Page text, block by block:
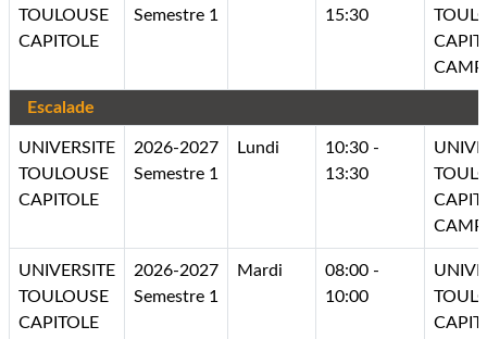
TOULOUSE
CAPITOLE
Semestre 1
15:30
Escalade
UNIVERSITE
TOULOUSE
CAPITOLE
2026-2027
Semestre 1
Lundi
10:30 -
13:30
UNIVERSITE
TOULOUSE
CAPITOLE
2026-2027
Semestre 1
Mardi
08:00 -
10:00